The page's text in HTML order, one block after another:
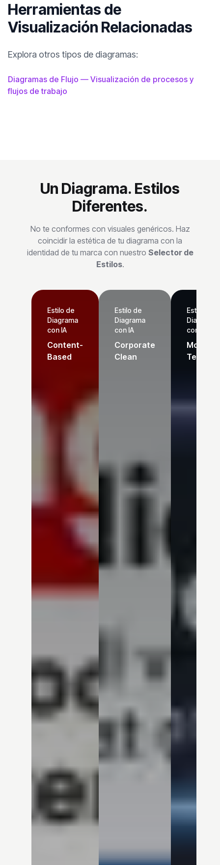
Herramientas de
Visualización Relacionadas
Explora otros tipos de diagramas:
Diagramas de Flujo — Visualización de procesos y
flujos de trabajo
Un Diagrama. Estilos
Diferentes.
No te conformes con visuales genéricos. Haz
coincidir la estética de tu diagrama con la
identidad de tu marca con nuestro Selector de
Estilos.
Estilo de
Diagrama
con IA
Content-
Based
Estilo de
Diagrama
con IA
Corporate
Clean
Estilo de
Diagrama
con IA
Modern
Tech